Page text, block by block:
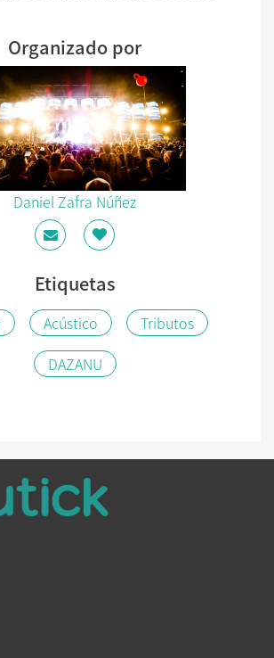
Organizado por
Daniel Zafra Núñez
Etiquetas
Acústico
Tributos
DAZANU